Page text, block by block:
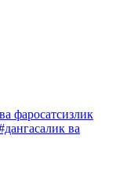
фаросатсизлик
ва